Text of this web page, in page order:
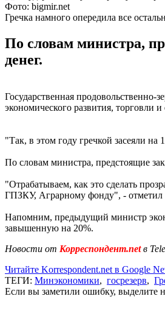
Фото: bigmir.net
Гречка намного опередила все
По словам министра,
денег.
Государственная
экономического развития, торговли
"Так, в этом году гречкой засеяли на
По словам министра, предстоящие
"Отрабатываем, как это сделать
ГПЗКУ, Аграрному фонду", - отметил
Напомним, предыдущий министр
завышенную на 20%.
Новости от Корреспондент.netв
Читайте Korrespondent.net в Google
ТЕГИ: Минэкономики, госрезерв,
Если вы заметили ошибку, выделите